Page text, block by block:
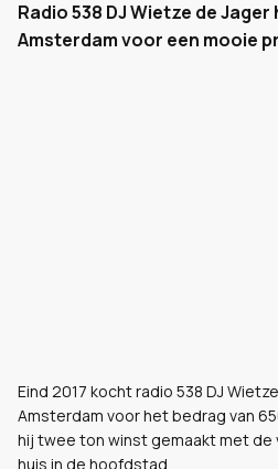
Radio 538 DJ Wietze de
Amsterdam voor een mooie
Eind 2017 kocht radio 538 DJ
Amsterdam voor het bedrag van
hij twee ton winst gemaakt met de
huis in de hoofdstad.